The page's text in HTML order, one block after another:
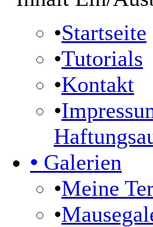
•Startseite
•Tutorials
•Kontakt
•
• Galerien
•Meine
•